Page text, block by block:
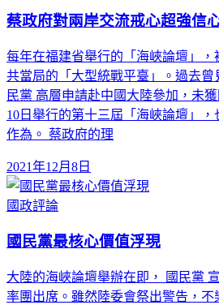
蔡政府對兩岸交流戒心超強信
每年在福建省舉行的「海峽論壇」，
共當局的「大型統戰平臺」。過去曾
民黨 高層申請赴中國大陸參加，未
10日舉行的第十三屆「海峽論壇」
作為。 蔡政府的理
2021年12月8日
國政評論
國民黨最核心價值浮現
大陸的海峽論壇舉辦在即， 國民黨
率團出席。雖然陸委會祭出警告，